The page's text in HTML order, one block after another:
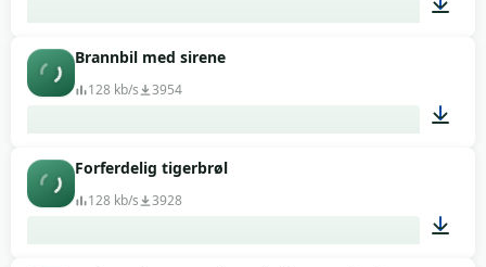
Brannbil med sirene
128 kb/s 3954
Forferdelig tigerbrøl
128 kb/s 3928